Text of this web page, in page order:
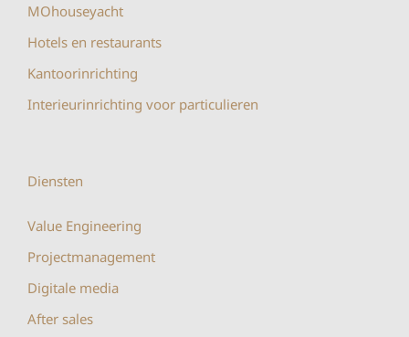
MOhouseyacht
Hotels en restaurants
Kantoorinrichting
Interieurinrichting voor particulieren
Diensten
Value Engineering
Projectmanagement
Digitale media
After sales